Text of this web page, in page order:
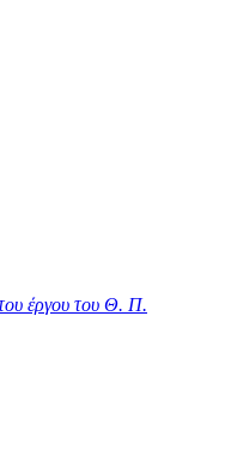
του έργου του Θ. Π.